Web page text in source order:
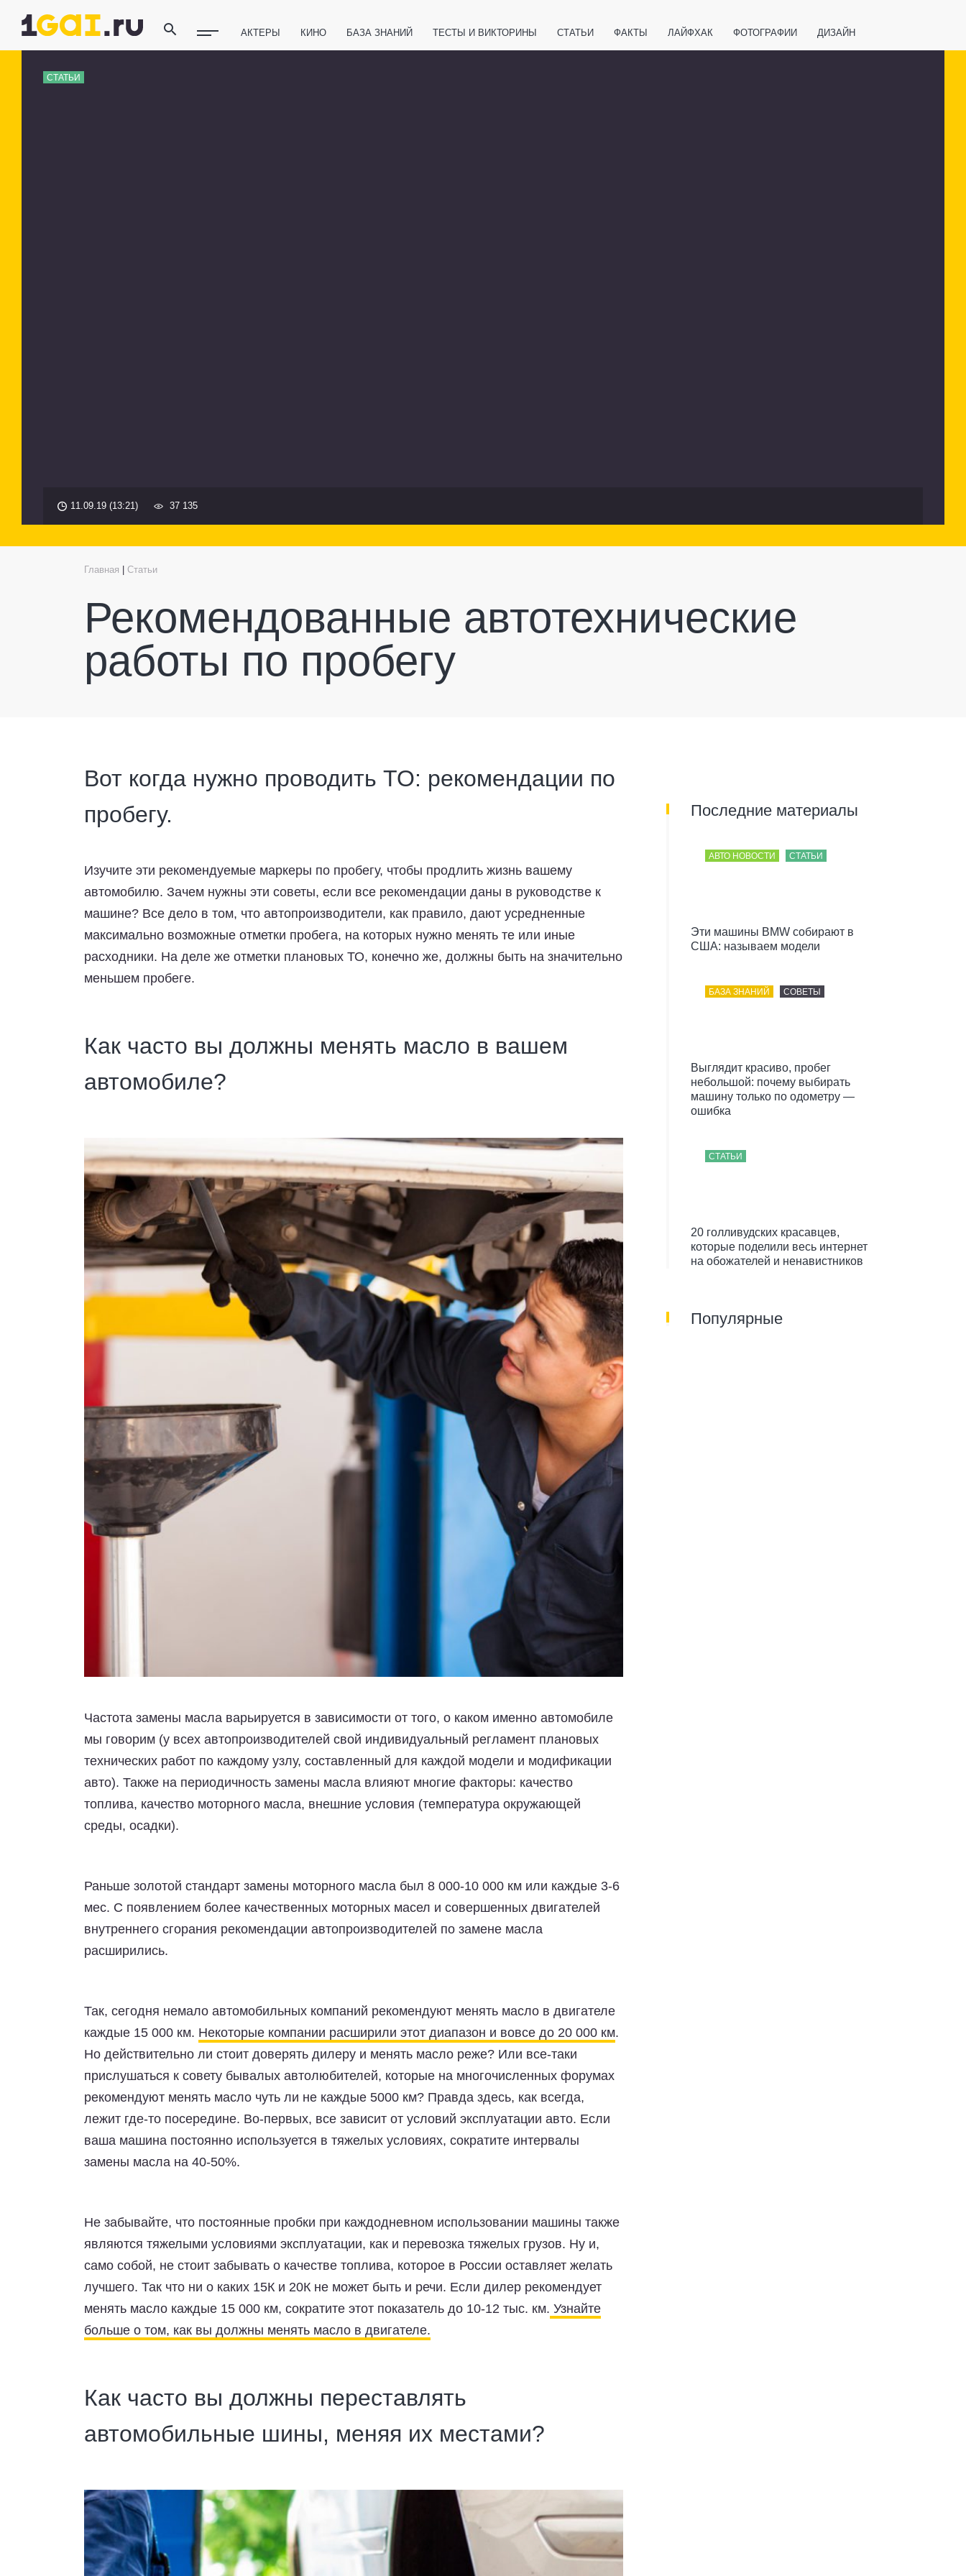
АКТЕРЫ КИНО БАЗА ЗНАНИЙ ТЕСТЫ И ВИКТОРИНЫ СТАТЬИ ФАКТЫ ЛАЙФХАК ФОТОГРАФИИ ДИЗАЙН
СТАТЬИ
11.09.19 (13:21) 37 135
Главная Статьи
Рекомендованные автотехнические
работы по пробегу
Вот когда нужно проводить ТО: рекомендации по
пробегу.
Изучите эти рекомендуемые маркеры по пробегу, чтобы продлить жизнь вашему
автомобилю. Зачем нужны эти советы, если все рекомендации даны в руководстве к
машине? Все дело в том, что автопроизводители, как правило, дают усредненные
максимально возможные отметки пробега, на которых нужно менять те или иные
расходники. На деле же отметки плановых ТО, конечно же, должны быть на значительно
меньшем пробеге.
Как часто вы должны менять масло в вашем
автомобиле?
Частота замены масла варьируется в зависимости от того, о каком именно автомобиле
мы говорим (у всех автопроизводителей свой индивидуальный регламент плановых
технических работ по каждому узлу, составленный для каждой модели и модификации
авто). Также на периодичность замены масла влияют многие факторы: качество
топлива, качество моторного масла, внешние условия (температура окружающей
среды, осадки).
Раньше золотой стандарт замены моторного масла был 8 000-10 000 км или каждые 3-6
мес. С появлением более качественных моторных масел и совершенных двигателей
внутреннего сгорания рекомендации автопроизводителей по замене масла
расширились.
Так, сегодня немало автомобильных компаний рекомендуют менять масло в двигателе
каждые 15 000 км. Некоторые компании расширили этот диапазон и вовсе до 20 000 км.
Но действительно ли стоит доверять дилеру и менять масло реже? Или все-таки
прислушаться к совету бывалых автолюбителей, которые на многочисленных форумах
рекомендуют менять масло чуть ли не каждые 5000 км? Правда здесь, как всегда,
лежит где-то посередине. Во-первых, все зависит от условий эксплуатации авто. Если
ваша машина постоянно используется в тяжелых условиях, сократите интервалы
замены масла на 40-50%.
Не забывайте, что постоянные пробки при каждодневном использовании машины также
являются тяжелыми условиями эксплуатации, как и перевозка тяжелых грузов. Ну и,
само собой, не стоит забывать о качестве топлива, которое в России оставляет желать
лучшего. Так что ни о каких 15К и 20К не может быть и речи. Если дилер рекомендует
менять масло каждые 15 000 км, сократите этот показатель до 10-12 тыс. км. Узнайте
больше о том, как вы должны менять масло в двигателе.
Как часто вы должны переставлять
автомобильные шины, меняя их местами?
Последние материалы
АВТО НОВОСТИ СТАТЬИ
Эти машины BMW собирают в
США: называем модели
БАЗА ЗНАНИЙ СОВЕТЫ
Выглядит красиво, пробег
небольшой: почему выбирать
машину только по одометру —
ошибка
СТАТЬИ
20 голливудских красавцев,
которые поделили весь интернет
на обожателей и ненавистников
Популярные